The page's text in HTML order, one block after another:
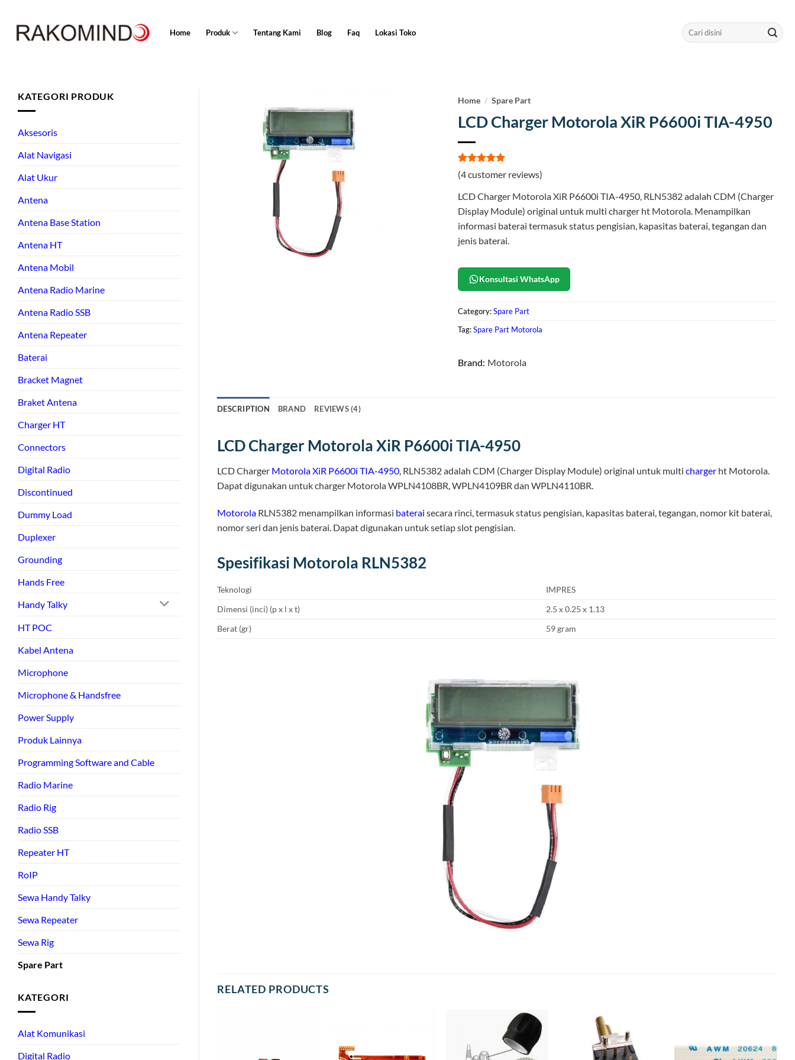
content
Home Produk Tentang Kami Blog Faq Lokasi Toko
Search
for:
KATEGORI PRODUK
Aksesoris
Alat Navigasi
Alat Ukur
Antena
Antena Base Station
Antena HT
Antena Mobil
Antena Radio Marine
Antena Radio SSB
Antena Repeater
Baterai
Bracket Magnet
Braket Antena
Charger HT
Connectors
Digital Radio
Discontinued
Dummy Load
Duplexer
Grounding
Hands Free
Handy Talky
HT POC
Kabel Antena
Microphone
Microphone & Handsfree
Power Supply
Produk Lainnya
Programming Software and Cable
Radio Marine
Radio Rig
Radio SSB
Repeater HT
RoIP
Sewa Handy Talky
Sewa Repeater
Sewa Rig
Spare Part
KATEGORI
Alat Komunikasi
Digital Radio
Home / Spare Part
LCD Charger Motorola XiR P6600i TIA-4950
Rated5
out of 5
4
customer
ratings
(4customer reviews)
LCD Charger Motorola XiR P6600i TIA-4950, RLN5382 adalah CDM (Charger
Display Module) original untuk multi charger ht Motorola. Menampilkan
informasi baterai termasuk status pengisian, kapasitas baterai, tegangan dan
jenis baterai.
Konsultasi WhatsApp
Category:Spare Part
Tag:Spare Part Motorola
Brand: Motorola
DESCRIPTION BRAND REVIEWS (4)
LCD Charger Motorola XiR P6600i TIA-4950
LCD Charger Motorola XiR P6600i TIA-4950, RLN5382 adalah CDM (Charger Display Module) original untuk multi charger ht Motorola.
Dapat digunakan untuk charger Motorola WPLN4108BR, WPLN4109BR dan WPLN4110BR.
Motorola RLN5382 menampilkan informasi baterai secara rinci, termasuk status pengisian, kapasitas baterai, tegangan, nomor kit baterai,
nomor seri dan jenis baterai. Dapat digunakan untuk setiap slot pengisian.
Spesifikasi Motorola RLN5382
Teknologi
IMPRES
Dimensi (inci) (p x l x t)
2.5 x 0.25 x 1.13
Berat (gr)
59 gram
RELATED PRODUCTS